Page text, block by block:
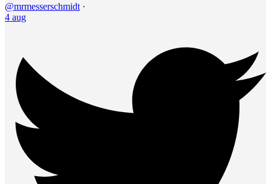
@mrmesserschmidt ·
4 aug